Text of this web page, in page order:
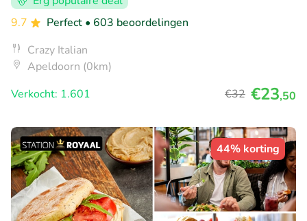
9.7
Perfect • 603 beoordelingen
Crazy Italian
Apeldoorn (0km)
Verkocht: 1.601
€32 €23,50
44% korting